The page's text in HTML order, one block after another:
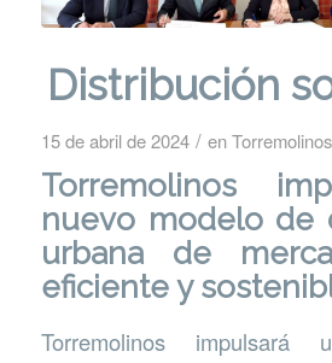
Distribución
15 de abril de 2024 / enTorremolinos
Torremolinos
nuevo modelo de
urbana de
eficiente y
Torremolinos